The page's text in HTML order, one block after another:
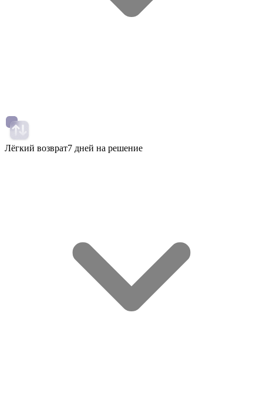
Лёгкий возврат7 дней на решение